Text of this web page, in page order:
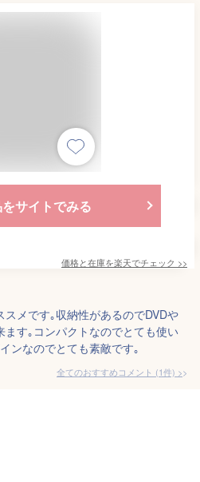
サイトでみる
価格と在庫を楽天でチェック >>
メです｡収納性があるのでDVDや
す｡コンパクトなのでとても使い
ンなのでとても素敵です｡
全てのおすすめコメント (1件) >